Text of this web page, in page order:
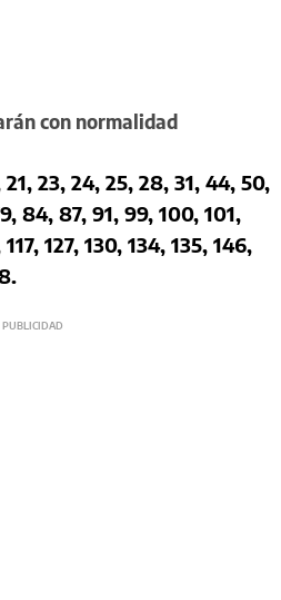
con normalidad
23, 24, 25, 28, 31, 44, 50,
84, 87, 91, 99, 100, 101,
127, 130, 134, 135, 146,